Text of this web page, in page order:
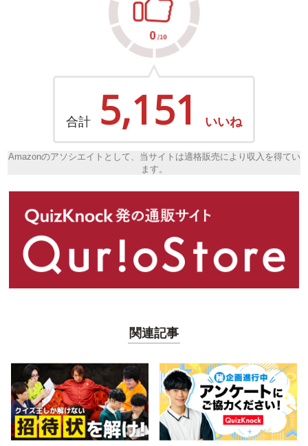
合計 5,151 いいね
Amazonのアソシエイトとして、当サイトは適格販売により収入を得てい
ます。
関連記事